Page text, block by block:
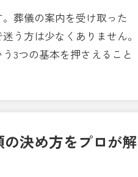
葬儀の案内を受け取った
う方は少なくありません。
3つの基本を押さえること
決め方をプロが解